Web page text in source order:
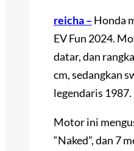
reicha – Honda
EV Fun 2024.
datar, dan
cm, sedangkan
legendaris 1987.
Motor ini
“Naked”, dan 7